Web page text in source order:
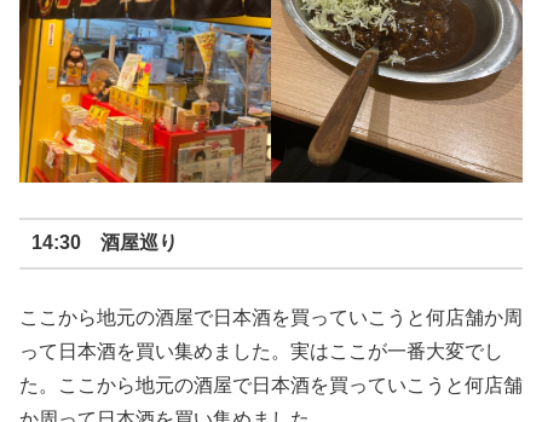
14:30 酒屋巡り
ここから地元の酒屋で日本酒を買っていこうと何店舗か周
って日本酒を買い集めました。実はここが一番大変でし
た。ここから地元の酒屋で日本酒を買っていこうと何店舗